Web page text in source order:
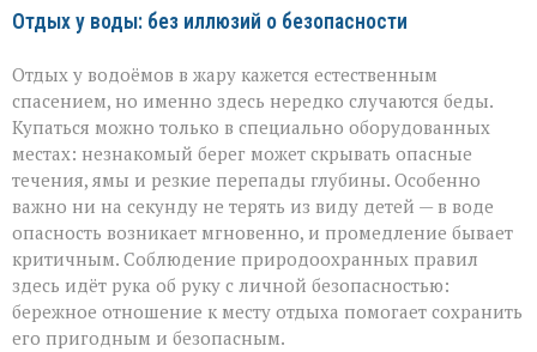
Отдых у воды: без иллюзий о безопасности
Отдых у водоёмов в жару кажется естественным
спасением, но именно здесь нередко случаются беды.
Купаться можно только в специально оборудованных
местах: незнакомый берег может скрывать опасные
течения, ямы и резкие перепады глубины. Особенно
важно ни на секунду не терять из виду детей — в воде
опасность возникает мгновенно, и промедление бывает
критичным. Соблюдение природоохранных правил
здесь идёт рука об руку с личной безопасностью:
бережное отношение к месту отдыха помогает сохранить
его пригодным и безопасным.